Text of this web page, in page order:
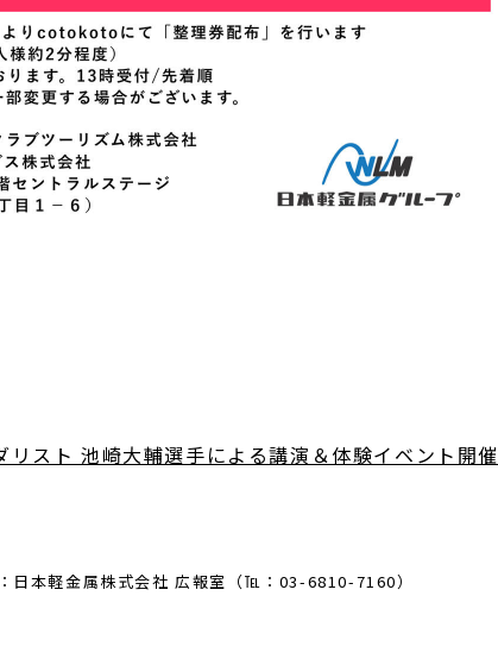
スト 池崎大輔選手による講演＆体験イベント開催
日本軽金属株式会社 広報室（℡：03-6810-7160）